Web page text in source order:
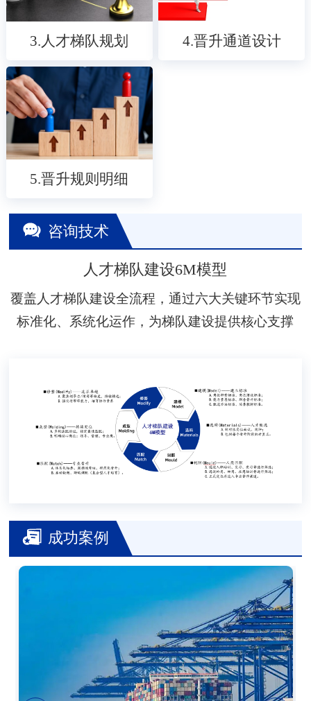
3.人才梯队规划 4.晋升通道设计
5.晋升规则明细
咨询技术
人才梯队建设6M模型
覆盖人才梯队建设全流程，通过六大关键环节实现
标准化、系统化运作，为梯队建设提供核心支撑
成功案例